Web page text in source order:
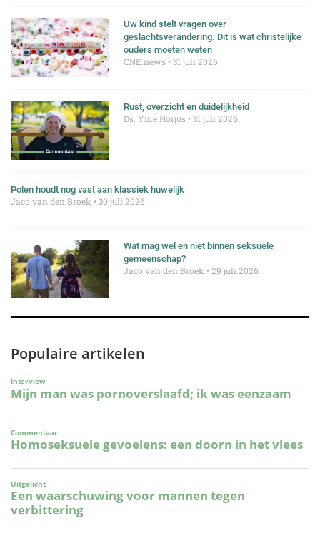
Uw kind stelt vragen over
geslachtsverandering. Dit is wat christelijke
ouders moeten weten
CNE.news 31 juli 2026
Rust, overzicht en duidelijkheid
Ds. Yme Horjus 31 juli 2026
Polen houdt nog vast aan klassiek huwelijk
Jaco van den Broek 30 juli 2026
Wat mag wel en niet binnen seksuele
gemeenschap?
Jaco van den Broek 29 juli 2026
Populaire artikelen